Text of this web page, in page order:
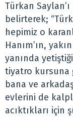
Türkan
belirterek;
hepimiz o
Hanım’ın,
yanında
tiyatro kursuna
bana ve
evlerini de
acıktıkları için